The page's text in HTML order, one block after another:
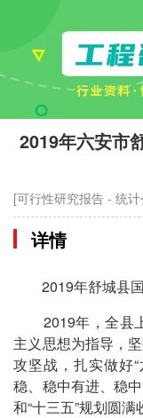
2019年六安市
[可行性研究报告 - 统
详情
2019年舒城县国
2019年，全县上
主义思想为指导，
攻坚战，扎实做好
稳、稳中有进、稳
和“十三五”规划圆满